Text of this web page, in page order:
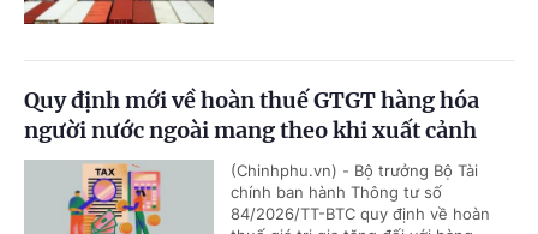
Quy định mới về hoàn thuế GTGT hàng hóa
người nước ngoài mang theo khi xuất cảnh
(Chinhphu.vn) - Bộ trưởng Bộ Tài
chính ban hành Thông tư số
84/2026/TT-BTC quy định về hoàn